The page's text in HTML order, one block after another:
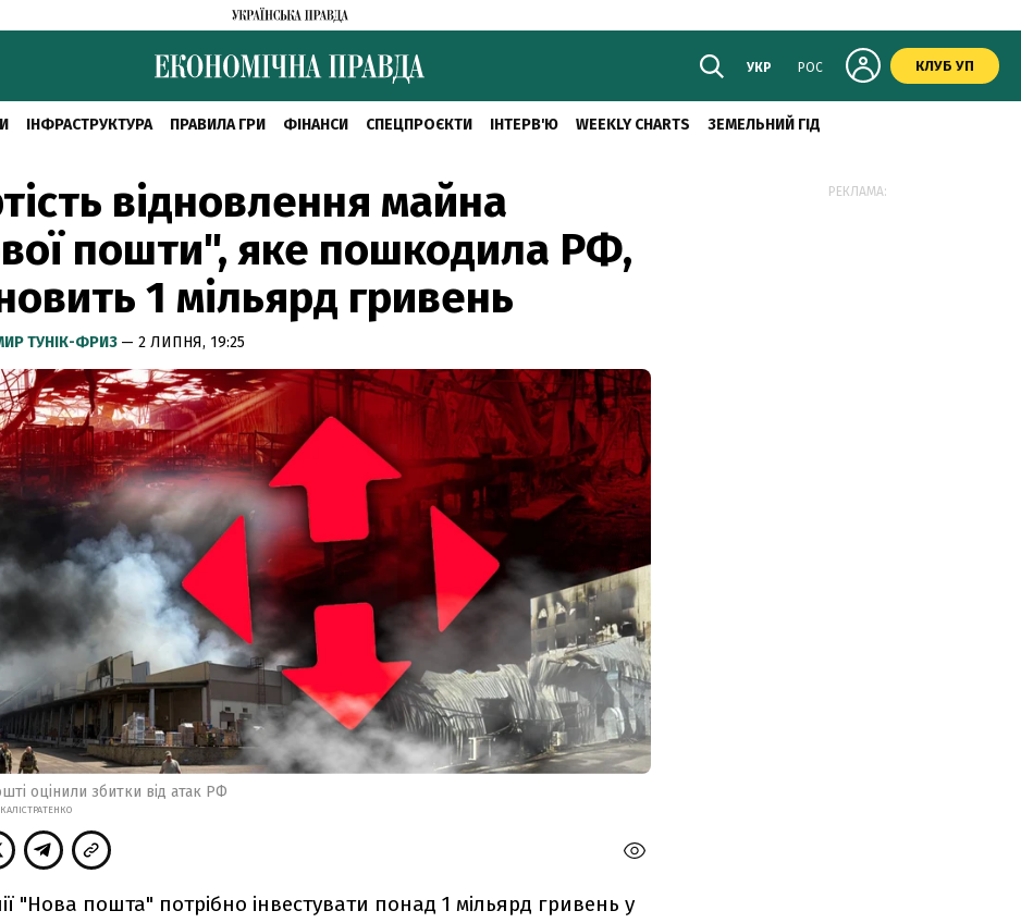
УКР РОС КЛУБ УП
ІНФРАСТРУКТУРА ПРАВИЛА ГРИ ФІНАНСИ СПЕЦПРОЄКТИ ІНТЕРВ'Ю WEEKLY CHARTS ЗЕМЕЛЬНИЙ ГІД
відновлення майна
пошти", яке пошкодила РФ,
1 мільярд гривень
ТУНІК-ФРИЗ — 2 ЛИПНЯ, 19:25
оцінили збитки від атак РФ
"Нова пошта" потрібно інвестувати понад 1 мільярд гривень у
РЕКЛАМА: